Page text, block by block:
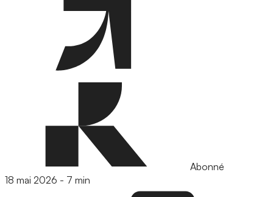
Abonné
18 mai 2026 - 7 min